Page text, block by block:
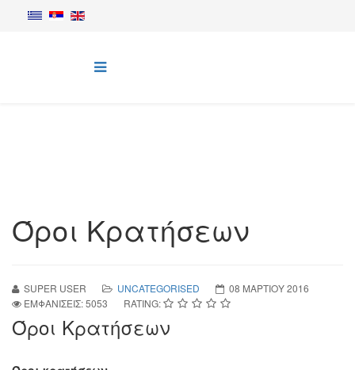
Όροι Κρατήσεων
SUPER USER UNCATEGORISED
08 ΜΑΡΤΊΟΥ 2016
ΕΜΦΑΝΊΣΕΙΣ: 5053
RATING:
Όροι Κρατήσεων